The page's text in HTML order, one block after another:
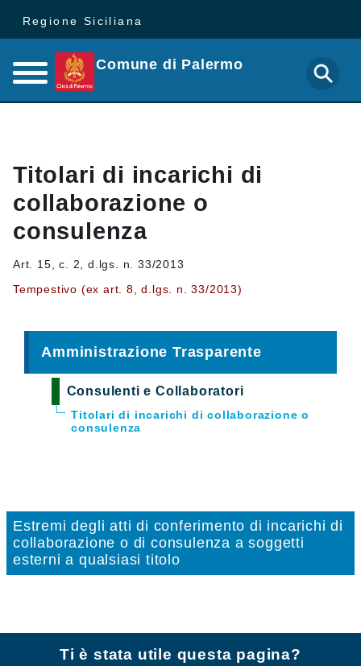
Regione Siciliana
Comune di Palermo
Titolari di incarichi di
collaborazione o
consulenza
Art. 15, c. 2, d.lgs. n. 33/2013
Tempestivo (ex art. 8, d.lgs. n. 33/2013)
Amministrazione Trasparente
Consulenti e Collaboratori
Titolari di incarichi di collaborazione o
consulenza
Estremi degli atti di conferimento di incarichi di
collaborazione o di consulenza a soggetti
esterni a qualsiasi titolo
Ti è stata utile questa pagina?